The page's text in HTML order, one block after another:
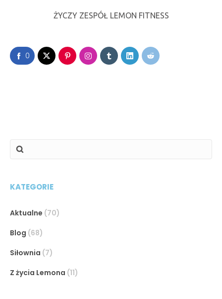
ŻYCZY ZESPÓŁ LEMON FITNESS
0
KATEGORIE
Aktualne (70)
Blog (68)
Siłownia (7)
Z życia Lemona (11)